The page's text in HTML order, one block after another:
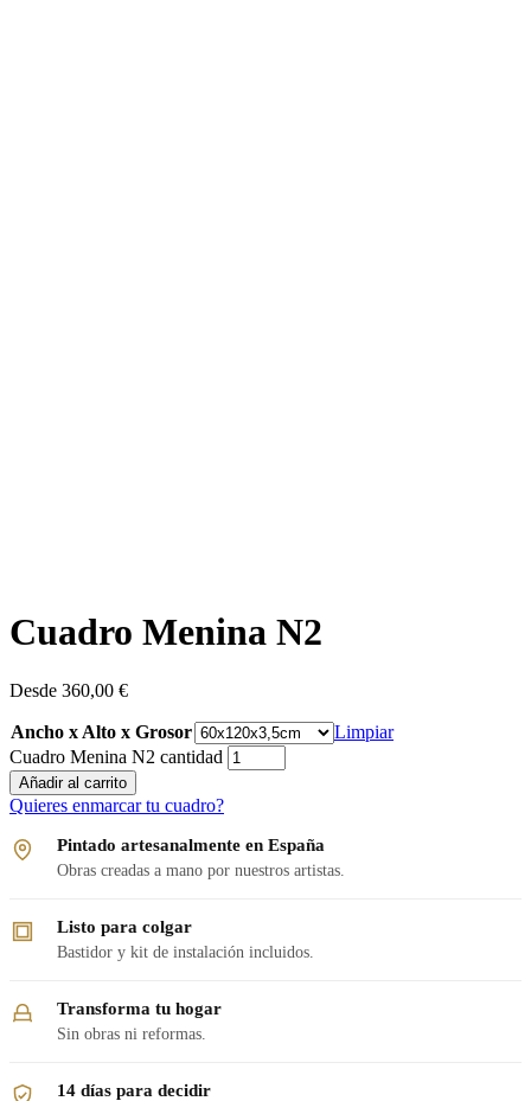
Cuadro Menina N2
Desde 360,00 €
Ancho x Alto x Grosor
Limpiar
Cuadro Menina N2 cantidad
Añadir al carrito
Quieres enmarcar tu cuadro?
Pintado artesanalmente en España
Obras creadas a mano por nuestros artistas.
Listo para colgar
Bastidor y kit de instalación incluidos.
Transforma tu hogar
Sin obras ni reformas.
14 días para decidir